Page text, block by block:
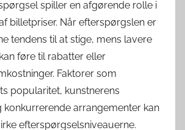
spiller en afgørende rolle i
billetpriser. Når efterspørgslen er
tendens til at stige, mens lavere
føre til rabatter eller
Faktorer som
popularitet, kunstnerens
arrangementer kan
efterspørgselsniveauerne.